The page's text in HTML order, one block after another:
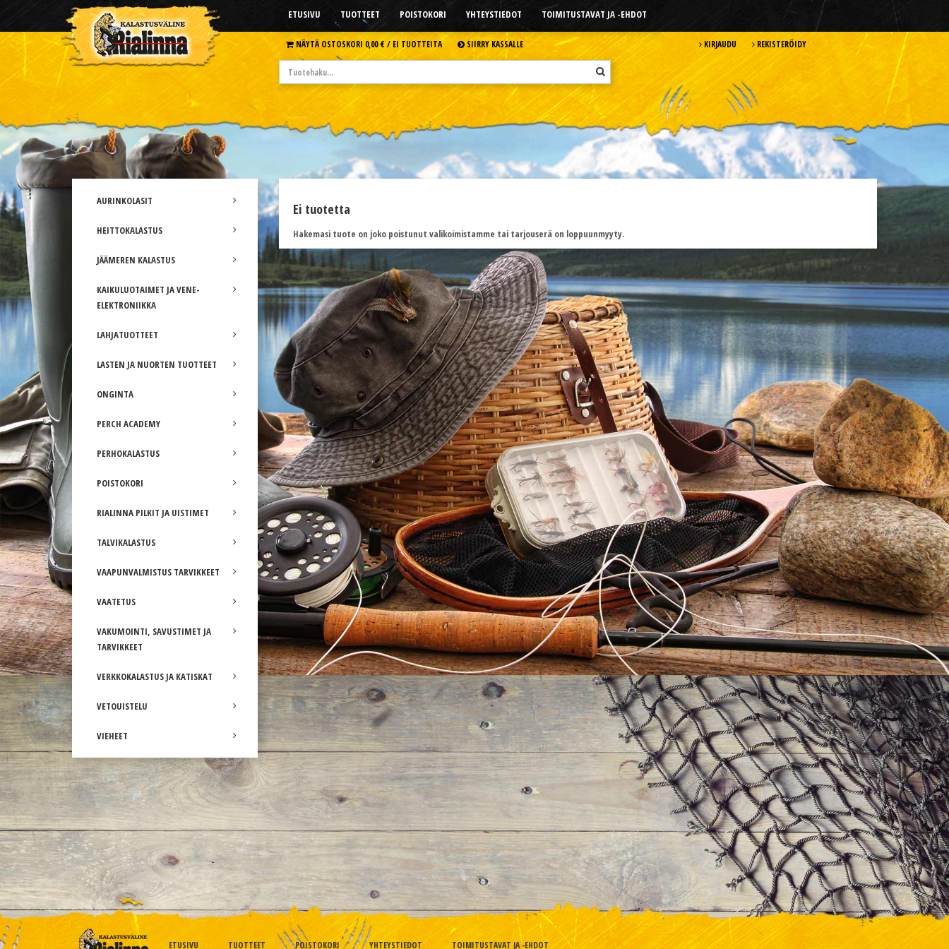
ETUSIVU TUOTTEET POISTOKORI YHTEYSTIEDOT TOIMITUSTAVAT JA -EHDOT
NÄYTÄ OSTOSKORI 0,00 € /EI TUOTTEITA SIIRRY KASSALLE KIRJAUDU REKISTERÖIDY
AURINKOLASIT
HEITTOKALASTUS
JÄÄMEREN KALASTUS
KAIKULUOTAIMET JA VENE-
ELEKTRONIIKKA
LAHJATUOTTEET
LASTEN JA NUORTEN TUOTTEET
ONGINTA
PERCH ACADEMY
PERHOKALASTUS
POISTOKORI
RIALINNA PILKIT JA UISTIMET
TALVIKALASTUS
VAAPUNVALMISTUS TARVIKKEET
VAATETUS
VAKUMOINTI, SAVUSTIMET JA
TARVIKKEET
VERKKOKALASTUS JA KATISKAT
VETOUISTELU
VIEHEET
Ei tuotetta
Hakemasi tuote on joko poistunut valikoimistamme tai tarjouserä on loppuunmyyty.
ETUSIVU TUOTTEET POISTOKORI YHTEYSTIEDOT TOIMITUSTAVAT JA -EHDOT